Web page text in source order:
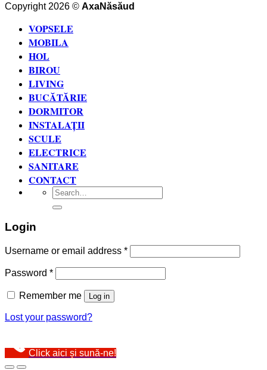
Copyright 2026 © AxaNăsăud
VOPSELE
MOBILA
HOL
BIROU
LIVING
BUCĂTĂRIE
DORMITOR
INSTALAȚII
SCULE
ELECTRICE
SANITARE
CONTACT
Search
for:
Login
Username or email address *
Password *
Remember me Log in
Lost your password?
Click aici și sună-ne!